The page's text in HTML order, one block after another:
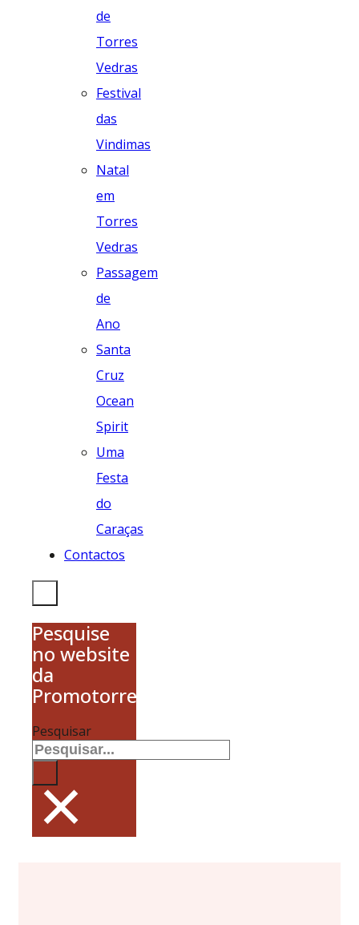
de
Torres
Vedras
Festival
das
Vindimas
Natal
em
Torres
Vedras
Passagem
de
Ano
Santa
Cruz
Ocean
Spirit
Uma
Festa
do
Caraças
Contactos
Pesquise
no website
da
Promotorres
Pesquisar
×